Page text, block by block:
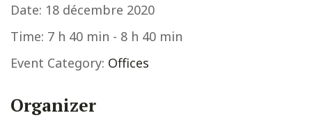
Date: 18 décembre 2020
Time: 7 h 40 min - 8 h 40 min
Event Category: Offices
Organizer